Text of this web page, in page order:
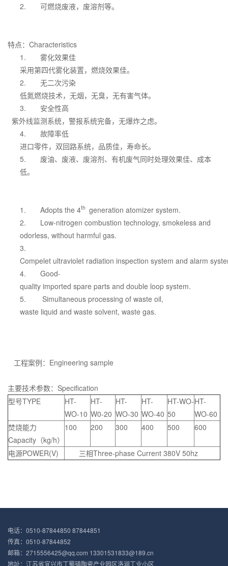
2.
可燃烧废液，废溶剂等。
特点：Characteristics
1.
雾化效果佳
采用第四代雾化装置，燃烧效果佳。
2.
无二次污染
低氮燃烧技术，无烟，无臭，无有害气体。
3.
安全性高
紫外线监测系统，警报系统完备，无爆炸之虑。
4.
故障率低
进口零件，双回路系统，品质佳，寿命长。
5.
废油、废液、废溶剂、有机废气同时处理效果佳、成本
低。
1. Adopts the 4th generation atomizer system.
2.
Low-nitrogen combustion technology, smokeless and
odorless, without harmful gas.
3.
Compelet ultraviolet radiation inspection system and alarm
4.
Good-
quality imported spare parts and double loop system.
5.
Simultaneous processing of waste oil,
waste liquid and waste solvent, waste gas.
工程案例：Engineering sample
主要技术参数：Specification
型号TYPE
HT-
WO-10
HT-
W0-20
HT-
WO-30
HT-
WO-40
HT-WO-
50
HT-
WO-60
焚烧能力
Capacity（kg/h）
100 200 300 400 500 600
电源POWER(V) 三相Three-phase Current 380V 50hz
电话：0510-87844850 87844851
传真：0510-87844852
邮箱：2715556425@qq.com 13301531833@189.cn
地址：江苏省宜兴市丁蜀镇陶瓷产业园区洛涧工业小区